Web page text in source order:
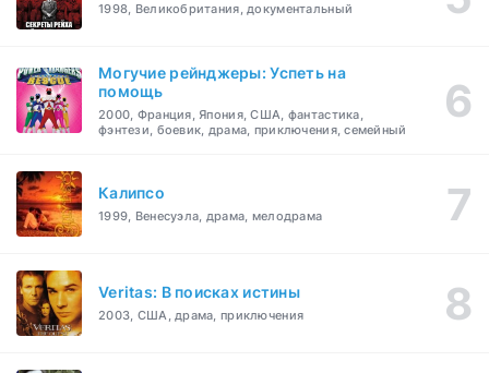
1998, Великобритания, документальный
Могучие рейнджеры: Успеть на
помощь
2000, Франция, Япония, США, фантастика,
фэнтези, боевик, драма, приключения, семейный
Калипсо
1999, Венесуэла, драма, мелодрама
Veritas: В поисках истины
2003, США, драма, приключения